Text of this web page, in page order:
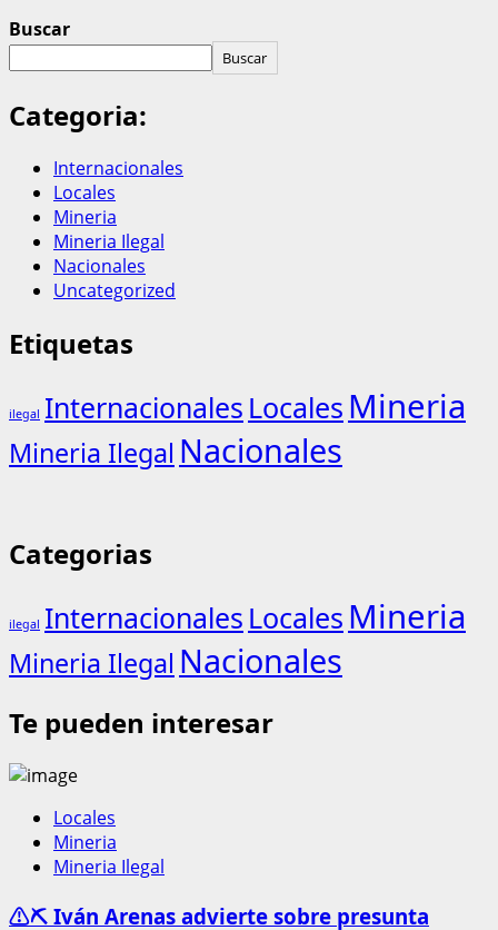
Buscar
Buscar
Categoria:
Internacionales
Locales
Mineria
Mineria Ilegal
Nacionales
Uncategorized
Etiquetas
ilegal Internacionales Locales Mineria
Mineria Ilegal Nacionales
Categorias
ilegal Internacionales Locales Mineria
Mineria Ilegal Nacionales
Te pueden interesar
Locales
Mineria
Mineria Ilegal
⚠️⛏️ Iván Arenas advierte sobre presunta